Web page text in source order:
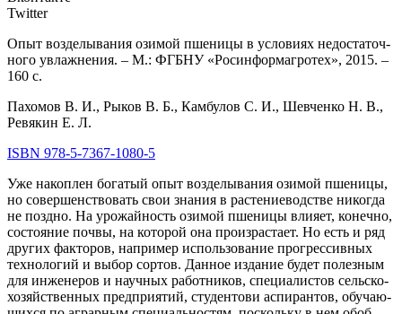
Twitter
Опыт воз­де­лы­ва­ния ози­мой пше­ни­цы в усло­ви­ях недо­ста­точ­
но­го увлаж­не­ния. – М.: ФГБНУ «Росин­фор­ма­г­ро­тех», 2015. –
160 с.
Пахо­мов В. И., Рыков В. Б., Кам­бу­лов С. И., Шев­чен­ко Н. В.,
Ревя­кин Е. Л.
ISBN 978-5-7367-1080-5
Уже накоп­лен бога­тый опыт воз­де­лы­ва­ния ози­мой пше­ни­цы,
но совер­шен­ство­вать свои зна­ния в рас­те­ние­вод­стве нико­гда
не позд­но. На уро­жай­ность ози­мой пше­ни­цы вли­я­ет, конеч­но,
состо­я­ние поч­вы, на кото­рой она про­из­рас­та­ет. Но есть и ряд
дру­гих фак­то­ров, напри­мер исполь­зо­ва­ние про­грес­сив­ных
тех­но­ло­гий и выбор сор­тов. Дан­ное изда­ние будет полез­ным
для инже­не­ров и науч­ных работ­ни­ков, спе­ци­а­ли­стов сель­ско­
хо­зяй­ствен­ных пред­при­я­тий, сту­ден­то­ви аспи­ран­тов, обу­ча­ю­